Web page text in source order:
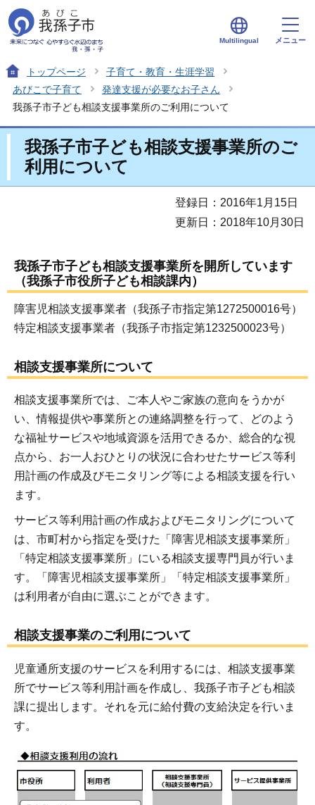
Multilingual メニュー
トップページ
子育て・教育・生涯学習
あびこで子育て
発達支援が必要なお子さん
我孫子市子ども相談支援事業所のご利用について
我孫子市子ども相談支援事業所のご
利用について
登録日：2016年1月15日
更新日：2018年10月30日
我孫子市子ども相談支援事業所を開所しています
（我孫子市役所子ども相談課内）
障害児相談支援事業者（我孫子市指定第1272500016号）
特定相談支援事業者（我孫子市指定第1232500023号）
相談支援事業所について
相談支援事業所では、ご本人やご家族の意向をうかが
い、情報提供や事業所との連絡調整を行って、どのよう
な福祉サービスや地域資源を活用できるか、総合的な視
点から、お一人おひとりの状況に合わせたサービス等利
用計画の作成及びモニタリング等による相談支援を行い
ます。
サービス等利用計画の作成およびモニタリングについて
は、市町村から指定を受けた「障害児相談支援事業所」
「特定相談支援事業所」にいる相談支援専門員が行いま
す。「障害児相談支援事業所」「特定相談支援事業所」
は利用者が自由に選ぶことができます。
相談支援事業のご利用について
児童通所支援のサービスを利用するには、相談支援事業
所でサービス等利用計画を作成し、我孫子市子ども相談
課に提出します。それを元に給付費の支給決定を行いま
す。